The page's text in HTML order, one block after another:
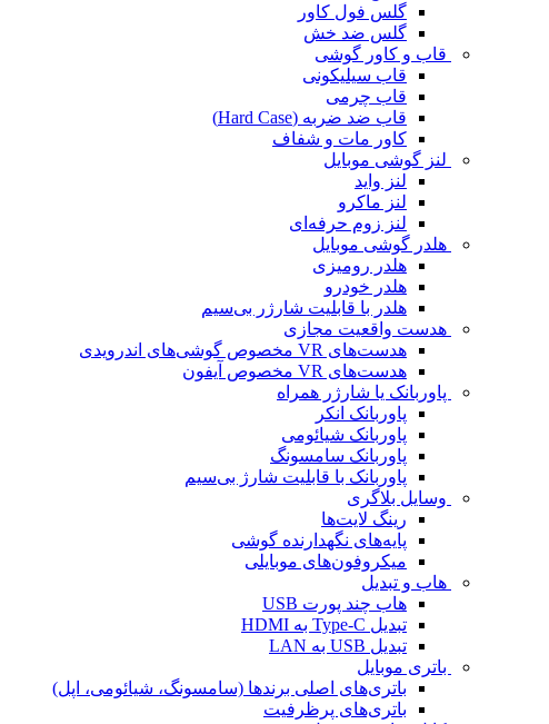
گلس فول کاور
گلس ضد خش
قاب و کاور گوشی
قاب سیلیکونی
قاب چرمی
قاب ضد ضربه (Hard Case)
کاور مات و شفاف
لنز گوشی موبایل
لنز واید
لنز ماکرو
لنز زوم حرفه‌ای
هلدر گوشی موبایل
هلدر رومیزی
هلدر خودرو
هلدر با قابلیت شارژر بی‌سیم
هدست واقعیت مجازی
هدست‌های VR مخصوص گوشی‌های اندرویدی
هدست‌های VR مخصوص آیفون
پاوربانک یا شارژر همراه
پاوربانک انکر
پاوربانک شیائومی
پاوربانک سامسونگ
پاوربانک با قابلیت شارژ بی‌سیم
وسایل بلاگری
رینگ لایت‌ها
پایه‌های نگهدارنده گوشی
میکروفون‌های موبایلی
هاب و تبدیل
هاب چند پورت USB
تبدیل Type-C به HDMI
تبدیل USB به LAN
باتری موبایل
باتری‌های اصلی برندها (سامسونگ، شیائومی، اپل)
باتری‌های پرظرفیت